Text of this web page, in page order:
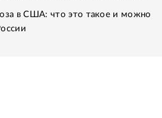
в США: что это такое и можно